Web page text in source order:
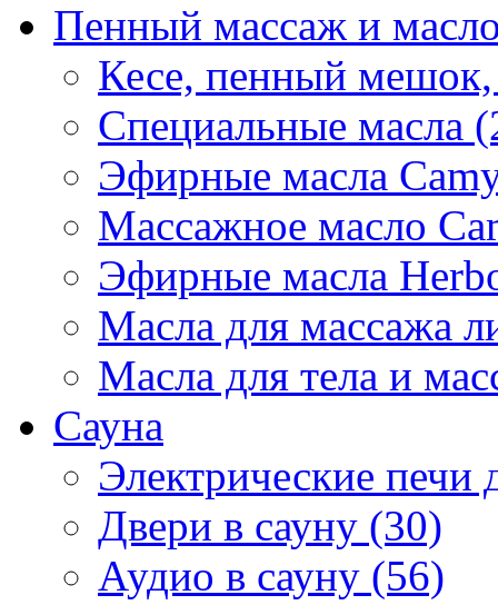
Пенный массаж и
Кесе, пенный
Специальные масла
Эфирные масла
Массажное масло
Эфирные масла
Масла для массажа
Масла для тела и
Сауна
Электрические печи
Двери в сауну (30)
Аудио в сауну (56)